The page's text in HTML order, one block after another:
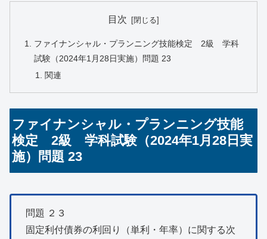
目次
ファイナンシャル・プランニング技能検定 2級 学科
試験（2024年1月28日実施）問題 23
関連
ファイナンシャル・プランニング技能
検定 2級 学科試験（2024年1月28日実
施）問題 23
問題 ２３
固定利付債券の利回り（単利・年率）に関する次